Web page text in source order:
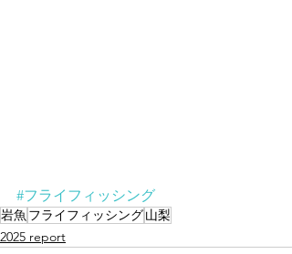
#フライフィッシング
岩魚 フライフィッシング山梨
2025 report